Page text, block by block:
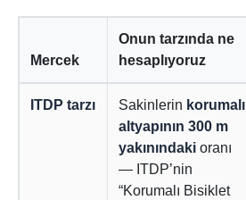
Mercek
Onun tarzında ne
hesaplıyoruz
ITDP tarzı Sakinlerin korumalı
altyapının 300 m
yakınındaki oranı
— ITDP’nin
“Korumalı Bisiklet